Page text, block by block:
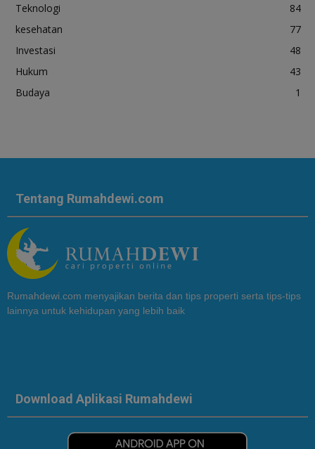
Teknologi
84
kesehatan
77
Investasi
48
Hukum
43
Budaya
1
Tentang Rumahdewi.com
Rumahdewi.com menyajikan berita dan tips properti serta tips-tips
lainnya untuk kehidupan yang lebih baik
Download Aplikasi Rumahdewi